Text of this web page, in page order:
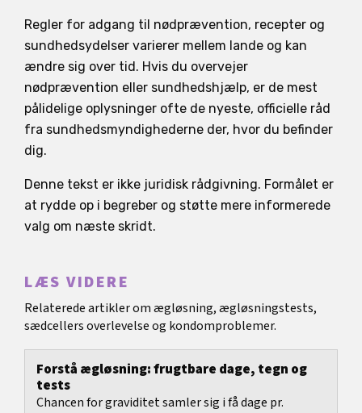
Regler for adgang til nødprævention, recepter og
sundhedsydelser varierer mellem lande og kan
ændre sig over tid. Hvis du overvejer
nødprævention eller sundhedshjælp, er de mest
pålidelige oplysninger ofte de nyeste, officielle råd
fra sundhedsmyndighederne der, hvor du befinder
dig.
Denne tekst er ikke juridisk rådgivning. Formålet er
at rydde op i begreber og støtte mere informerede
valg om næste skridt.
LÆS VIDERE
Relaterede artikler om ægløsning, ægløsningstests,
sædcellers overlevelse og kondomproblemer.
Forstå ægløsning: frugtbare dage, tegn og
tests
Chancen for graviditet samler sig i få dage pr.